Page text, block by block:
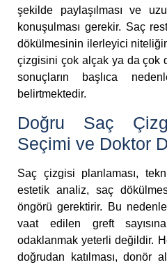
şekilde paylaşılması ve
konuşulması gerekir. Saç
dökülmesinin ilerleyici
çizgisini çok alçak ya da çok
sonuçların başlıca
belirtmektedir.
Doğru Saç
Seçimi ve Doktor
Saç çizgisi planlaması,
estetik analiz, saç
öngörü gerektirir. Bu
vaat edilen greft
odaklanmak yeterli değildir.
doğrudan katılması, donör